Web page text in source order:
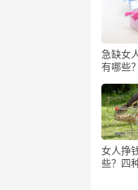
急缺女
有哪些
女人挣
些？四